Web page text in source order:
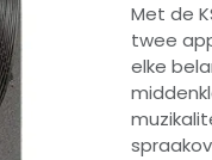
Met de
twee
elke